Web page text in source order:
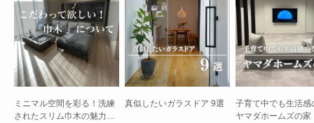
ミニマル空間を彩る！洗練
されたスリム巾木の魅力と
真似したいガラスドア 9選
子育て中でも生活感
ヤマダホームズの家